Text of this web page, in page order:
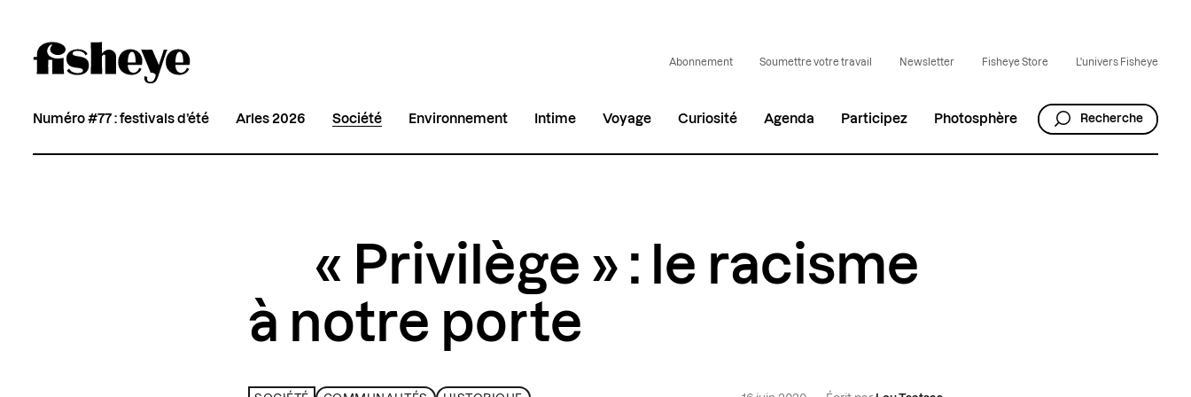
Abonnement Soumettre votre travail Newsletter Fisheye Store L'univers Fisheye
Numéro #77 : festivals d’été Arles 2026 Société Environnement Intime Voyage Curiosité Agenda Participez Photosphère Recherche
« Privilège » : le racisme
à notre porte